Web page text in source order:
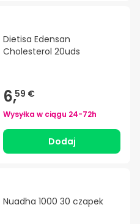
Dietisa Edensan
Cholesterol 20uds
6,59 €
Wysyłka w ciągu 24-72h
Dodaj
Nuadha 1000 30 czapek